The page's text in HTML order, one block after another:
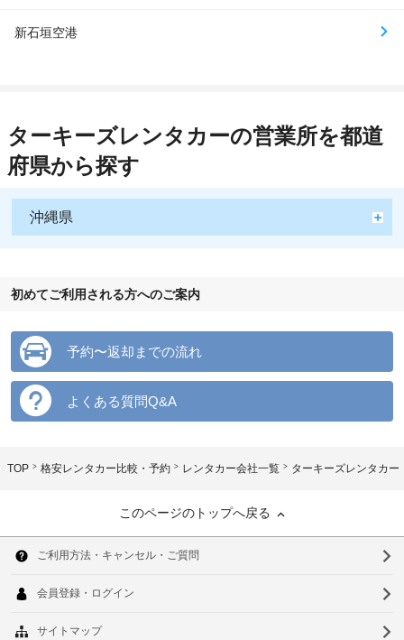
新石垣空港
ターキーズレンタカーの営業所を都道
府県から探す
沖縄県
初めてご利用される方へのご案内
予約〜返却までの流れ
よくある質問Q&A
TOP 格安レンタカー比較・予約 レンタカー会社一覧 ターキーズレンタカー
このページのトップへ戻る